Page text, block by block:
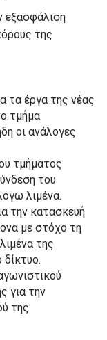
εξασφάλιση
της
έργα της νέας
τμήμα
οι ανάλογες
τμήματος
του
λιμένα.
την κατασκευή
με στόχο τη
της
για την
της